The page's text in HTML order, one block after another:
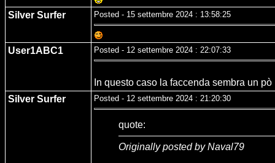
Silver Surfer Posted - 15 settembre 2024 : 13:58:25
User1ABC1 Posted - 12 settembre 2024 : 22:07:33
In questo caso la faccenda sembra un
Silver Surfer
Posted - 12 settembre 2024 : 21:20:30
quote:
Originally posted by Naval79